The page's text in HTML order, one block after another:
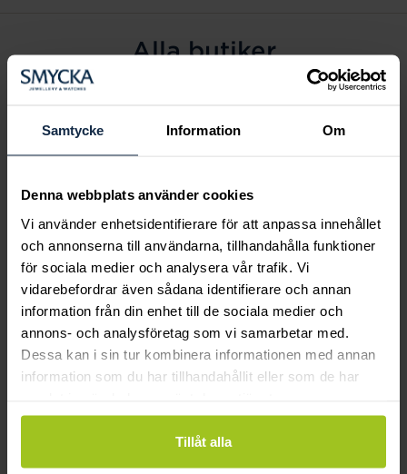
Samtycke Information Om
Denna webbplats använder cookies
Vi använder enhetsidentifierare för att anpassa innehållet
och annonserna till användarna, tillhandahålla funktioner
för sociala medier och analysera vår trafik. Vi
vidarebefordrar även sådana identifierare och annan
information från din enhet till de sociala medier och
annons- och analysföretag som vi samarbetar med.
Dessa kan i sin tur kombinera informationen med annan
information som du har tillhandahållit eller som de har
Tillåt alla
Alla butiker
Alingsås
Arvidsjaur
Eksjö
Fagersta
Farsta
Gävle
Halmstad
Halmstad Hallarna
Haninge
Helsingborg
Jönköping